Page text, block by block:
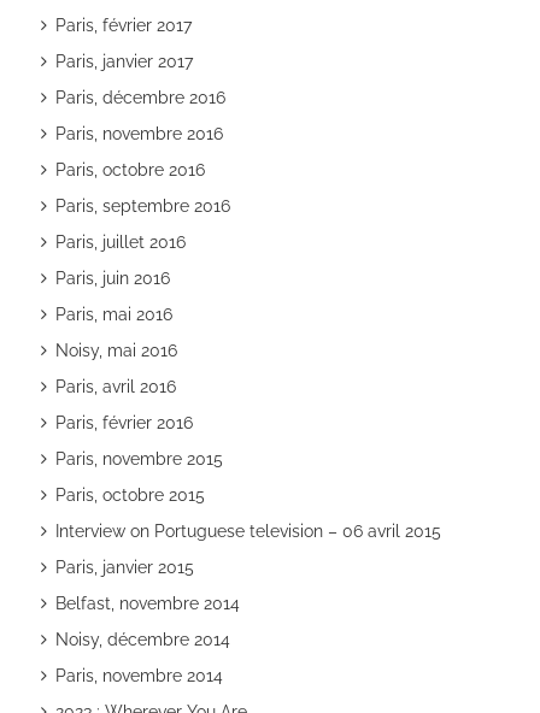
Paris, février 2017
Paris, janvier 2017
Paris, décembre 2016
Paris, novembre 2016
Paris, octobre 2016
Paris, septembre 2016
Paris, juillet 2016
Paris, juin 2016
Paris, mai 2016
Noisy, mai 2016
Paris, avril 2016
Paris, février 2016
Paris, novembre 2015
Paris, octobre 2015
Interview on Portuguese television – 06 avril 2015
Paris, janvier 2015
Belfast, novembre 2014
Noisy, décembre 2014
Paris, novembre 2014